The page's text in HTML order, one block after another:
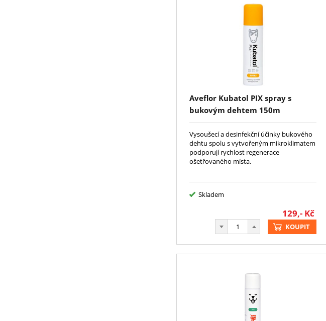
Aveflor Kubatol PIX spray s
bukovým dehtem 150m
Vysoušecí a desinfekční účinky bukového
dehtu spolu s vytvořeným mikroklimatem
podporují rychlost regenerace
ošetřovaného místa.
Skladem
129,- Kč
KOUPIT